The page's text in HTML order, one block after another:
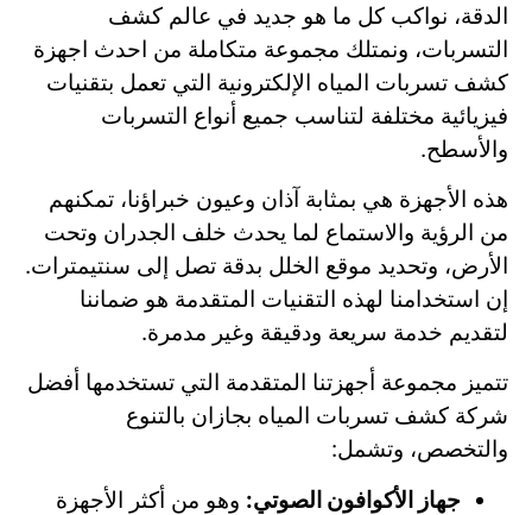
الدقة، نواكب كل ما هو جديد في عالم كشف
التسربات، ونمتلك مجموعة متكاملة من احدث اجهزة
كشف تسربات المياه الإلكترونية التي تعمل بتقنيات
فيزيائية مختلفة لتناسب جميع أنواع التسربات
والأسطح.
هذه الأجهزة هي بمثابة آذان وعيون خبراؤنا، تمكنهم
من الرؤية والاستماع لما يحدث خلف الجدران وتحت
الأرض، وتحديد موقع الخلل بدقة تصل إلى سنتيمترات.
إن استخدامنا لهذه التقنيات المتقدمة هو ضماننا
لتقديم خدمة سريعة ودقيقة وغير مدمرة.
تتميز مجموعة أجهزتنا المتقدمة التي تستخدمها أفضل
شركة كشف تسربات المياه بجازان بالتنوع
والتخصص، وتشمل:
جهاز الأكوافون الصوتي: وهو من أكثر الأجهزة